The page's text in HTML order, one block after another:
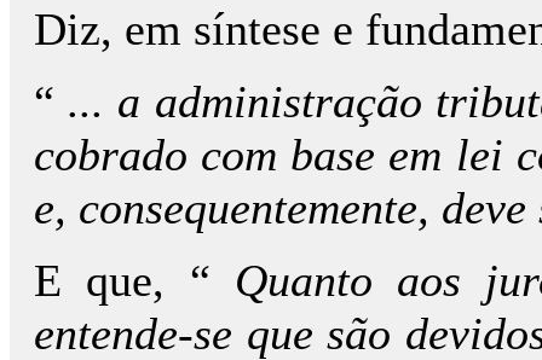
Diz, em síntese e
“ ... a administração
cobrado com base em lei
e, consequentemente,
E que, “ Quanto aos
entende-se que são